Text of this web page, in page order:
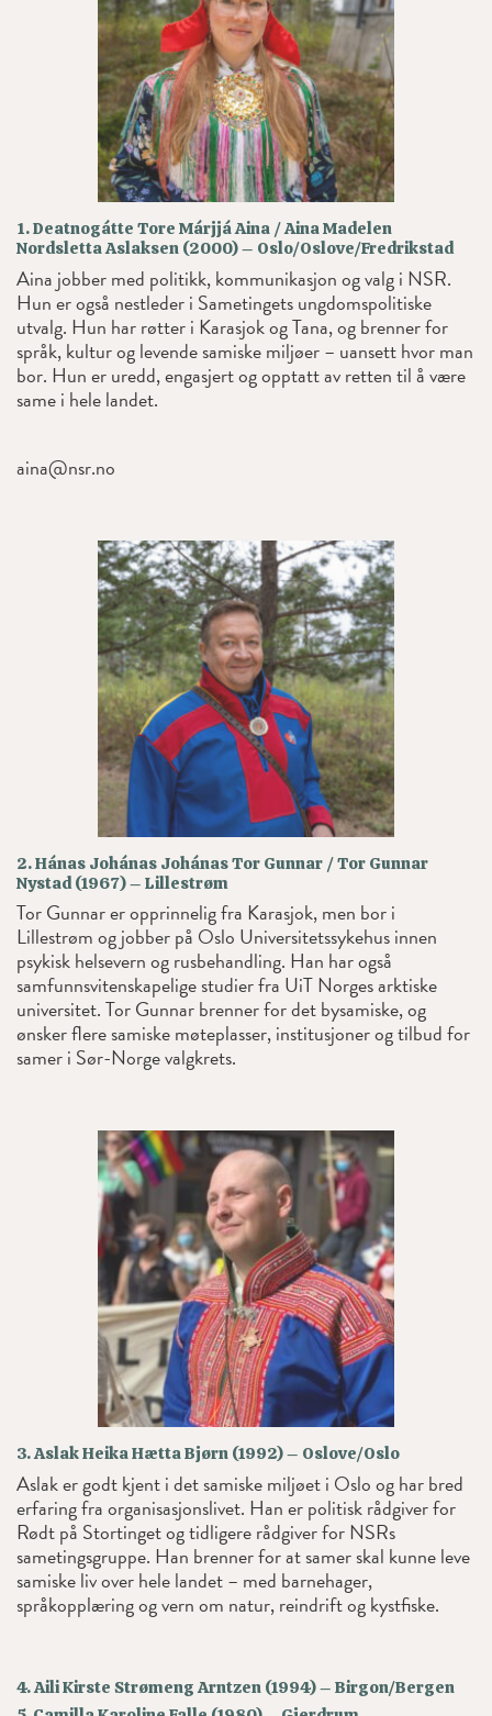
1. Deatnogátte Tore Márjjá Aina / Aina Madelen
Nordsletta Aslaksen (2000) – Oslo/Oslove/Fredrikstad
Aina jobber med politikk, kommunikasjon og valg i NSR.
Hun er også nestleder i Sametingets ungdomspolitiske
utvalg. Hun har røtter i Karasjok og Tana, og brenner for
språk, kultur og levende samiske miljøer – uansett hvor man
bor. Hun er uredd, engasjert og opptatt av retten til å være
same i hele landet.
aina@nsr.no
2. Hánas Johánas Johánas Tor Gunnar / Tor Gunnar
Nystad (1967) – Lillestrøm
Tor Gunnar er opprinnelig fra Karasjok, men bor i
Lillestrøm og jobber på Oslo Universitetssykehus innen
psykisk helsevern og rusbehandling. Han har også
samfunnsvitenskapelige studier fra UiT Norges arktiske
universitet. Tor Gunnar brenner for det bysamiske, og
ønsker flere samiske møteplasser, institusjoner og tilbud for
samer i Sør-Norge valgkrets.
3. Aslak Heika Hætta Bjørn (1992) – Oslove/Oslo
Aslak er godt kjent i det samiske miljøet i Oslo og har bred
erfaring fra organisasjonslivet. Han er politisk rådgiver for
Rødt på Stortinget og tidligere rådgiver for NSRs
sametingsgruppe. Han brenner for at samer skal kunne leve
samiske liv over hele landet – med barnehager,
språkopplæring og vern om natur, reindrift og kystfiske.
4. Aili Kirste Strømeng Arntzen (1994) – Birgon/Bergen